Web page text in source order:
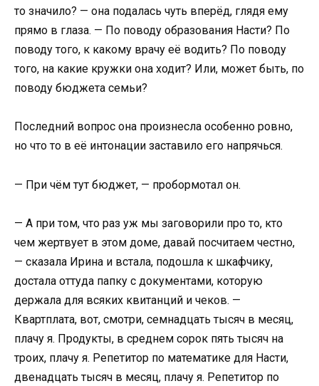
то значило? — она подалась чуть вперёд, глядя ему
прямо в глаза. — По поводу образования Насти? По
поводу того, к какому врачу её водить? По поводу
того, на какие кружки она ходит? Или, может быть, по
поводу бюджета семьи?
Последний вопрос она произнесла особенно ровно,
но что то в её интонации заставило его напрячься.
— При чём тут бюджет, — пробормотал он.
— А при том, что раз уж мы заговорили про то, кто
чем жертвует в этом доме, давай посчитаем честно,
— сказала Ирина и встала, подошла к шкафчику,
достала оттуда папку с документами, которую
держала для всяких квитанций и чеков. —
Квартплата, вот, смотри, семнадцать тысяч в месяц,
плачу я. Продукты, в среднем сорок пять тысяч на
троих, плачу я. Репетитор по математике для Насти,
двенадцать тысяч в месяц, плачу я. Репетитор по